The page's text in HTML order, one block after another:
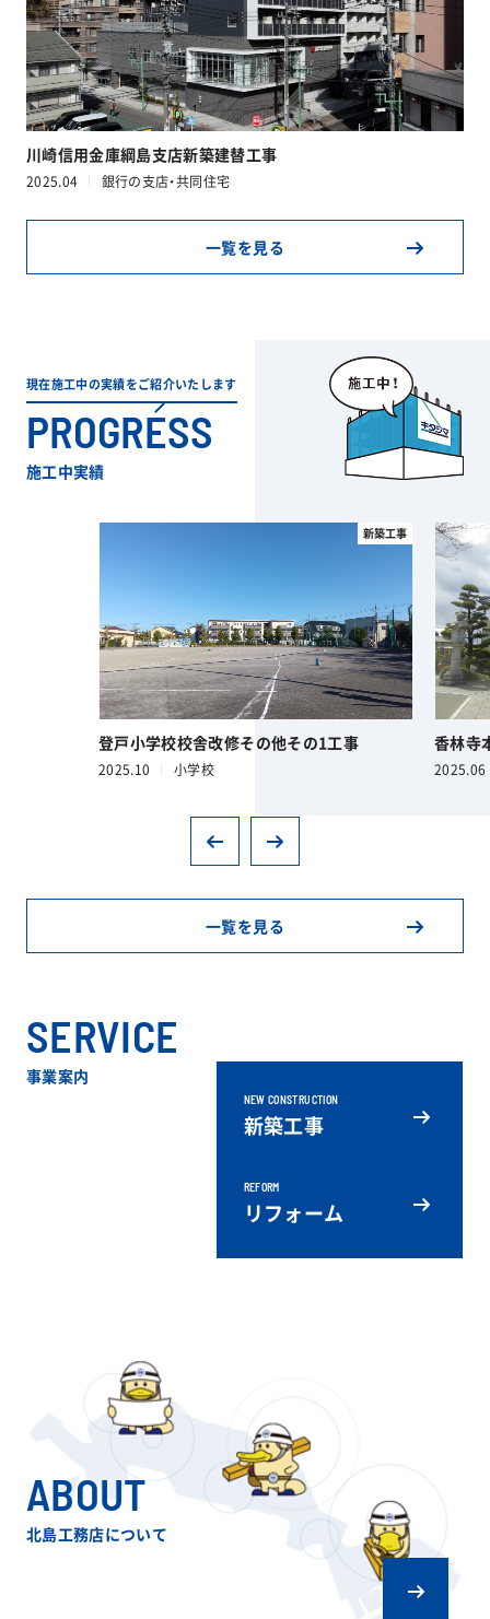
川崎信用金庫綱島支店新築建替工事
2025.04 銀行の支店・共同住宅
一覧を見る
現在施工中の実績をご紹介いたします
PROGRESS
施工中実績
新築工事
登戸小学校校舎改修その他その1工事
2025.10 小学校
香林寺
2025.06
一覧を見る
SERVICE
事業案内
NEW CONSTRUCTION
新築工事
REFORM
リフォーム
ABOUT
北島工務店について